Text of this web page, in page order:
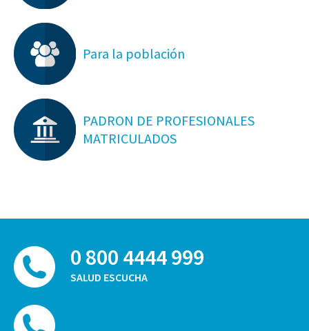
Para la población
PADRON DE PROFESIONALES
MATRICULADOS
0 800 4444 999
SALUD ESCUCHA